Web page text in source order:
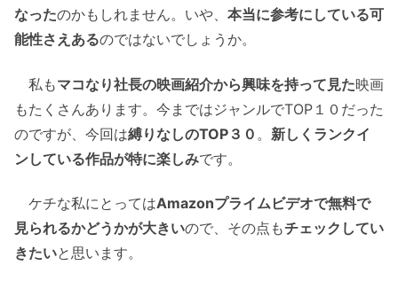
なったのかもしれません。いや、 本当に参考にしている可
能性さえあるのではないでしょうか。
私もマコなり社長の映画紹介から興味を持って見た映画
もたくさんあります。今まではジャンルでTOP１０だった
のですが、今回は縛りなしのTOP３０ 。 新しくランクイ
ンしている作品が特に楽しみです。
ケチな私にとってはAmazonプライムビデオで無料で
見られるかどうかが大きいので、その点もチェックしてい
きたいと思います。